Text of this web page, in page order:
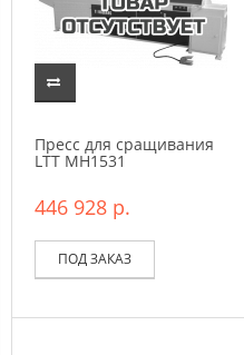
Пресс для сращивания
LTT МН1531
446 928 р.
ПОД ЗАКАЗ